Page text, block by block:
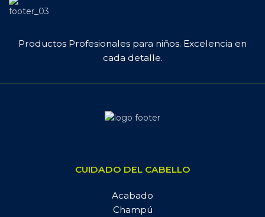
Productos Profesionales para niños. Excelencia en
cada detalle.
CUIDADO DEL CABELLO
Acabado
Champú